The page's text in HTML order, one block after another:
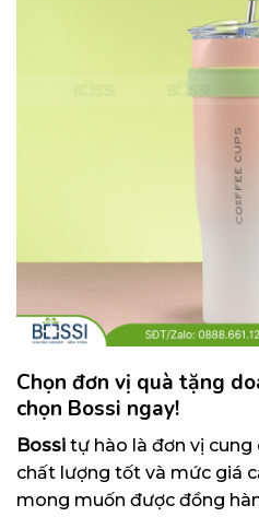
Chọn đơn vị quà tặng
chọn Bossi ngay!
Bossi tự hào là đơn vị
chất lượng tốt và mức giá
mong muốn được đồng